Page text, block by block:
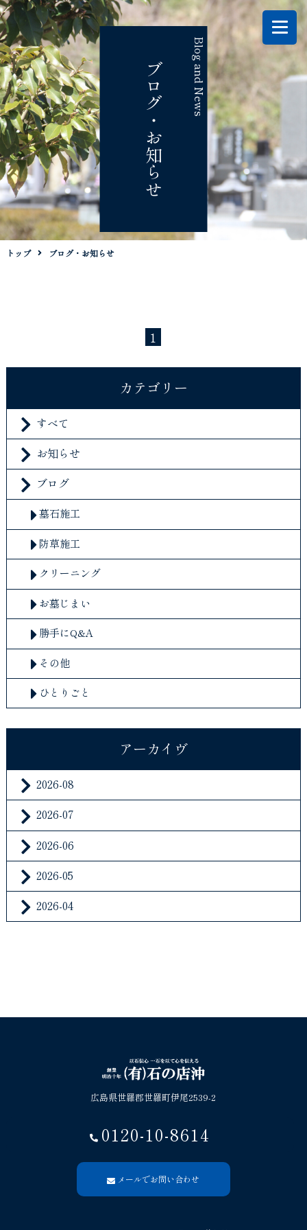
Blog and News
ブログ・お知らせ
トップ ブログ・お知らせ
1
カテゴリー
すべて
お知らせ
ブログ
墓石施工
防草施工
クリーニング
お墓じまい
勝手にQ&A
その他
ひとりごと
アーカイヴ
2026-08
2026-07
2026-06
2026-05
2026-04
広島県世羅郡世羅町伊尾2539-2
0120-10-8614
メールでお問い合わせ